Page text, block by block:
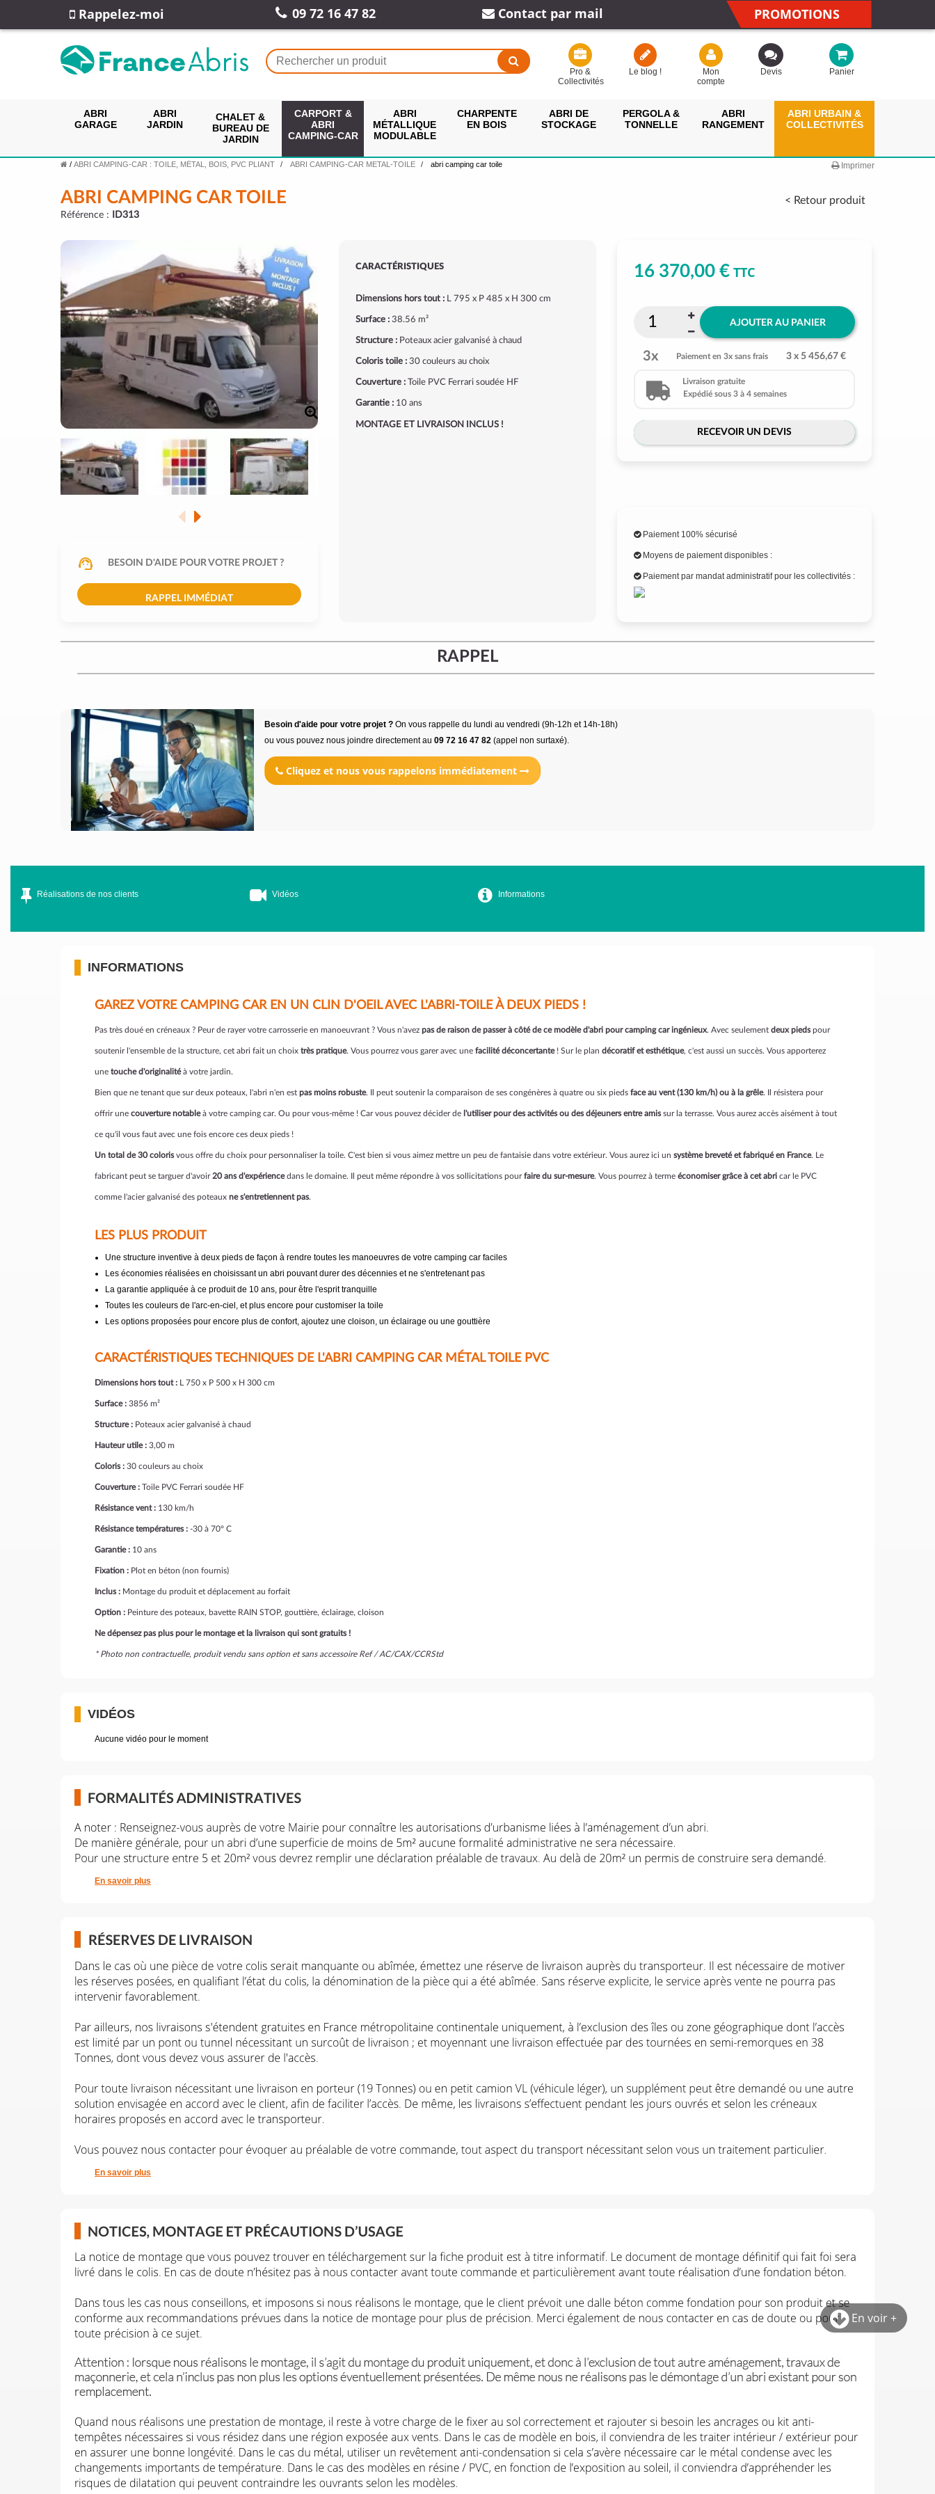
Rappelez-moi 09 72 16 47 82 Contact par mail PROMOTIONS
Pro &
Collectivités
Le blog !
Mon
compte
Devis Panier
ABRI
GARAGE
ABRI
JARDIN
CHALET &
BUREAU DE
JARDIN
CARPORT &
ABRI
CAMPING-CAR
ABRI
MÉTALLIQUE
MODULABLE
CHARPENTE
EN BOIS
ABRI DE
STOCKAGE
PERGOLA &
TONNELLE
ABRI
RANGEMENT
ABRI URBAIN &
COLLECTIVITÉS
/ ABRI CAMPING-CAR : TOILE, MÉTAL, BOIS, PVC PLIANT ABRI CAMPING-CAR METAL-TOILE abri camping car toile Imprimer
< Retour produit
ABRI CAMPING CAR TOILE
Référence : ID313
BESOIN D'AIDE POUR VOTRE PROJET ?
RAPPEL IMMÉDIAT
CARACTÉRISTIQUES
Dimensions hors tout :L 795 x P 485 x H 300 cm
Surface :38.56 m²
Structure :Poteaux acier galvanisé à chaud
Coloris toile :30 couleurs au choix
Couverture :Toile PVC Ferrari soudée HF
Garantie :10 ans
MONTAGE ET LIVRAISON INCLUS !
16 370,00 €TTC
AJOUTER AU PANIER
3x Paiement en 3x sans frais 3 x 5 456,67 €
Livraison gratuite
Expédié sous 3 à 4 semaines
RECEVOIR UN DEVIS
Paiement 100% sécurisé
Moyens de paiement disponibles :
Paiement par mandat administratif pour les collectivités :
RAPPEL
Besoin d'aide pour votre projet ?On vous rappelle du lundi au vendredi (9h-12h et 14h-18h)
ou vous pouvez nous joindre directement au 09 72 16 47 82(appel non surtaxé).
Cliquez et nous vous rappelons immédiatement
En voir +
Réalisations de nos clients Vidéos Informations
INFORMATIONS
GAREZ VOTRE CAMPING CAR EN UN CLIN D'OEIL AVEC L'ABRI-TOILE À DEUX PIEDS !
Pas très doué en créneaux ? Peur de rayer votre carrosserie en manoeuvrant ? Vous n'avez pas de raison de passer à côté de ce modèle d'abri pour camping car ingénieux. Avec seulement deux piedspour
soutenir l'ensemble de la structure, cet abri fait un choix très pratique. Vous pourrez vous garer avec une facilité déconcertante! Sur le plan décoratif et esthétique, c'est aussi un succès. Vous apporterez
une touche d'originalitéà votre jardin.
Bien que ne tenant que sur deux poteaux, l'abri n'en est pas moins robuste. Il peut soutenir la comparaison de ses congénères à quatre ou six pieds face au vent (130 km/h) ou à la grêle. Il résistera pour
offrir une couverture notableà votre camping car. Ou pour vous-même ! Car vous pouvez décider de l'utiliser pour des activités ou des déjeuners entre amissur la terrasse. Vous aurez accès aisément à tout
ce qu'il vous faut avec une fois encore ces deux pieds !
Un total de 30 colorisvous offre du choix pour personnaliser la toile. C'est bien si vous aimez mettre un peu de fantaisie dans votre extérieur. Vous aurez ici un système breveté et fabriqué en France. Le
fabricant peut se targuer d'avoir20 ans d'expériencedans le domaine. Il peut même répondre à vos sollicitations pourfaire du sur-mesure. Vous pourrez à terme économiser grâce à cet abri car le PVC
comme l'acier galvanisé des poteaux ne s'entretiennent pas.
LES PLUS PRODUIT
Une structure inventive à deux pieds de façon à rendre toutes les manoeuvres de votre camping car faciles
Les économies réalisées en choisissant un abri pouvant durer des décennies et ne s'entretenant pas
La garantie appliquée à ce produit de 10 ans, pour être l'esprit tranquille
Toutes les couleurs de l'arc-en-ciel, et plus encore pour customiser la toile
Les options proposées pour encore plus de confort, ajoutez une cloison, un éclairage ou une gouttière
CARACTÉRISTIQUES TECHNIQUES DE L'ABRI CAMPING CAR MÉTAL TOILE PVC
Dimensions hors tout : L 750 x P 500 x H 300 cm
Surface : 3856 m²
Structure : Poteaux acier galvanisé à chaud
Hauteur utile : 3,00 m
Coloris : 30 couleurs au choix
Couverture : Toile PVC Ferrari soudée HF
Résistance vent : 130 km/h
Résistance températures : -30 à 70° C
Garantie : 10 ans
Fixation : Plot en béton (non fournis)
Inclus : Montage du produit et déplacement au forfait
Option : Peinture des poteaux, bavette RAIN STOP, gouttière, éclairage, cloison
Ne dépensez pas plus pour le montage et la livraison qui sont gratuits !
* Photo non contractuelle, produit vendu sans option et sans accessoire Ref / AC/CAX/CCRStd
VIDÉOS
Aucune vidéo pour le moment
En savoir plus
En savoir plus